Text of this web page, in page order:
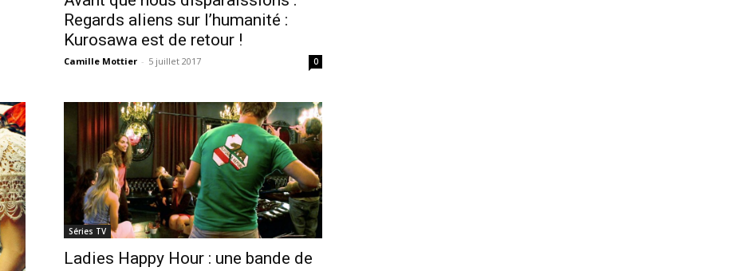
Regards aliens sur l’humanité :
Kurosawa est de retour !
Camille Mottier - 5 juillet 2017 0
Séries TV
Ladies Happy Hour : une bande de